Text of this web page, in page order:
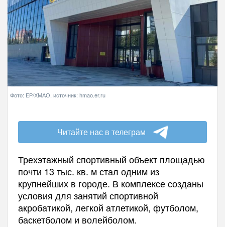
Фото: ЕР/ХМАО, источник: hmao.er.ru
Читайте нас в телеграм
Трехэтажный спортивный объект площадью
почти 13 тыс. кв. м стал одним из
крупнейших в городе. В комплексе созданы
условия для занятий спортивной
акробатикой, легкой атлетикой, футболом,
баскетболом и волейболом.